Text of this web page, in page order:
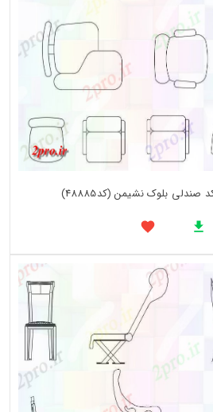
بلوک نشیمن (کد48885)